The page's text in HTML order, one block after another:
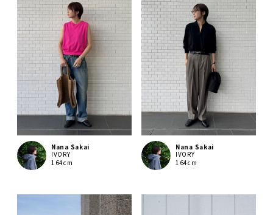
Nana Sakai
IVORY
164cm
Nana Sakai
IVORY
164cm